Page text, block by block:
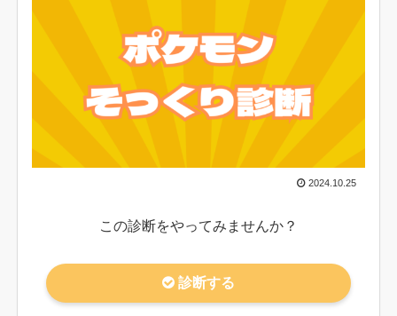
2024.10.25
この診断をやってみませんか？
診断する